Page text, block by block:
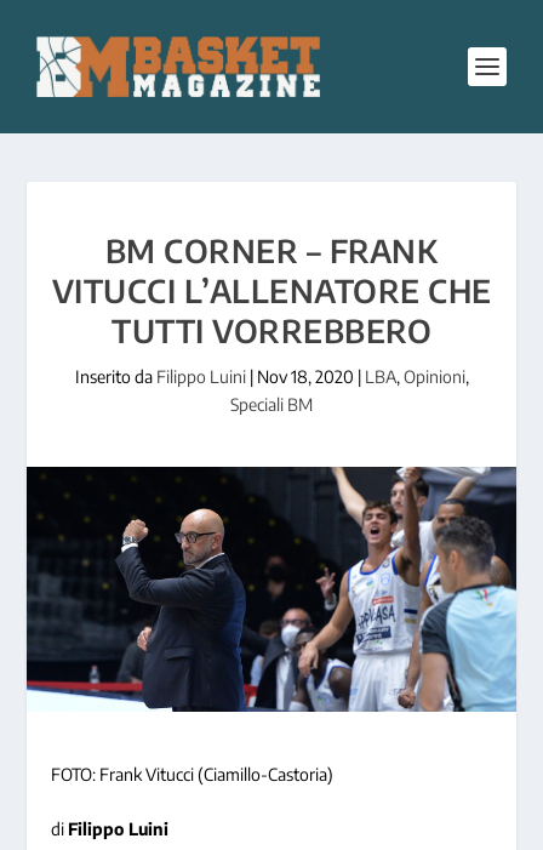
BM CORNER – FRANK
VITUCCI L’ALLENATORE CHE
TUTTI VORREBBERO
Inserito da Filippo Luini| Nov 18, 2020 | LBA, Opinioni,
Speciali BM
FOTO: Frank Vitucci (Ciamillo-Castoria)
di Filippo Luini